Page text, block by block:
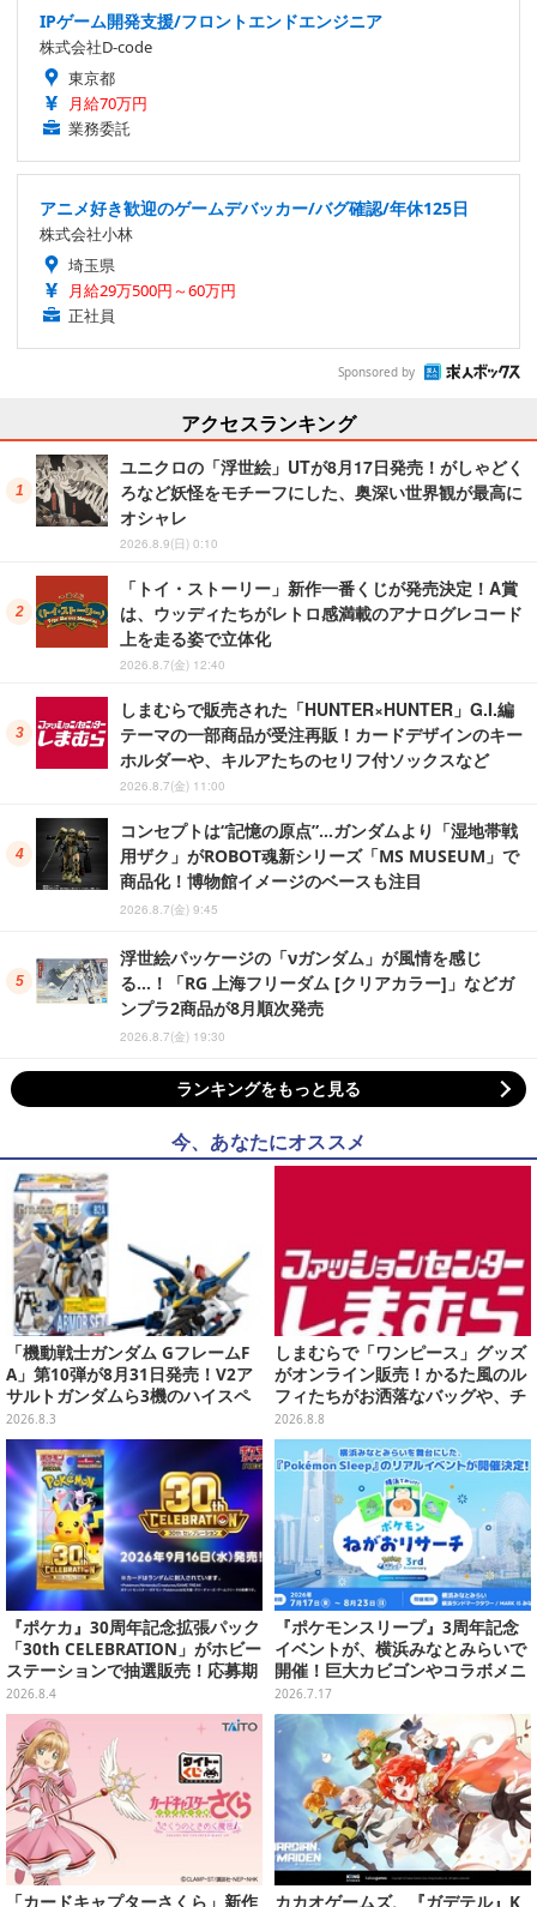
IPゲーム開発支援/フロントエンドエンジニア
株式会社D-code
東京都
月給70万円
業務委託
アニメ好き歓迎のゲームデバッカー/バグ確認/年休125日
株式会社小林
埼玉県
月給29万500円～60万円
正社員
Sponsored by
アクセスランキング
ユニクロの「浮世絵」UTが8月17日発売！がしゃどく
ろなど妖怪をモチーフにした、奥深い世界観が最高に
オシャレ
2026.8.9(日) 0:10
「トイ・ストーリー」新作一番くじが発売決定！A賞
は、ウッディたちがレトロ感満載のアナログレコード
上を走る姿で立体化
2026.8.7(金) 12:40
しまむらで販売された「HUNTER×HUNTER」G.I.編
テーマの一部商品が受注再販！カードデザインのキー
ホルダーや、キルアたちのセリフ付ソックスなど
2026.8.7(金) 11:00
コンセプトは“記憶の原点”…ガンダムより「湿地帯戦
用ザク」がROBOT魂新シリーズ「MS MUSEUM」で
商品化！博物館イメージのベースも注目
2026.8.7(金) 9:45
浮世絵パッケージの「νガンダム」が風情を感じ
る…！「RG 上海フリーダム [クリアカラー]」などガ
ンプラ2商品が8月順次発売
2026.8.7(金) 19:30
ランキングをもっと見る
今、あなたにオススメ
「機動戦士ガンダム GフレームF
A」第10弾が8月31日発売！V2ア
サルトガンダムら3機のハイスペ
ック可動フィギュア
2026.8.3
しまむらで「ワンピース」グッズ
がオンライン販売！かるた風のル
フィたちがお洒落なバッグや、チ
ョッパーが可愛いサンダルも
2026.8.8
『ポケカ』30周年記念拡張パック
「30th CELEBRATION」がホビー
ステーションで抽選販売！応募期
間は8月6日23時59分まで
2026.8.4
『ポケモンスリープ』3周年記念
イベントが、横浜みなとみらいで
開催！巨大カビゴンやコラボメニ
ューなど限定企画がいっぱい
2026.7.17
「カードキャプターさくら」新作
カカオゲームズ、『ガデテル』K